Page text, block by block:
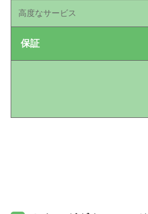
高度なサービス
保証